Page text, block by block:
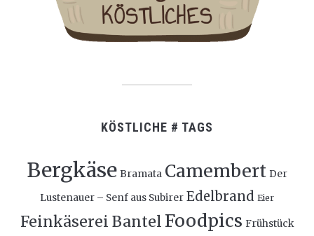
KÖSTLICHE # TAGS
Bergkäse Bramata Camembert Der
Lustenauer – Senf aus Subirer Edelbrand Eier
Feinkäserei BantelFoodpics Frühstück